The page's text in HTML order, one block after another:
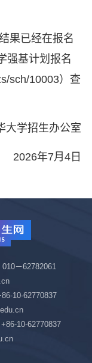
果已经在报名
强基计划报名
sch/10003）查
大学招生办公室
2026年7月4日
010－62782061
10-62770837
10-62770837